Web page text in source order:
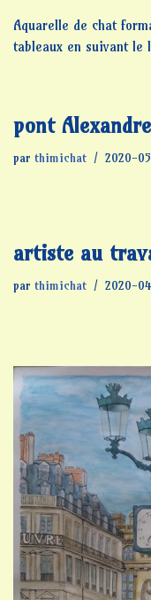
Aquarelle de chat
tableaux en suivant le
pont
par thimichat 2020-
artiste au
par thimichat 2020-